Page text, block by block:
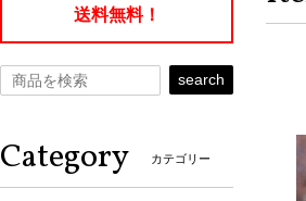
送料無料！
search
Category カテゴリー